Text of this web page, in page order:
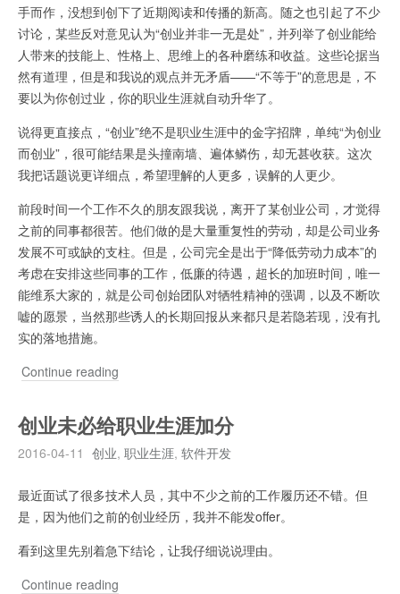
手而作，没想到创下了近期阅读和传播的新高。随之也引起了不少
讨论，某些反对意见认为“创业并非一无是处”，并列举了创业能给
人带来的技能上、性格上、思维上的各种磨练和收益。这些论据当
然有道理，但是和我说的观点并无矛盾——“不等于”的意思是，不
要以为你创过业，你的职业生涯就自动升华了。
说得更直接点，“创业”绝不是职业生涯中的金字招牌，单纯“为创业
而创业”，很可能结果是头撞南墙、遍体鳞伤，却无甚收获。这次
我把话题说更详细点，希望理解的人更多，误解的人更少。
前段时间一个工作不久的朋友跟我说，离开了某创业公司，才觉得
之前的同事都很苦。他们做的是大量重复性的劳动，却是公司业务
发展不可或缺的支柱。但是，公司完全是出于“降低劳动力成本”的
考虑在安排这些同事的工作，低廉的待遇，超长的加班时间，唯一
能维系大家的，就是公司创始团队对牺牲精神的强调，以及不断吹
嘘的愿景，当然那些诱人的长期回报从来都只是若隐若现，没有扎
实的落地措施。
Continue reading
创
业
不
金
字
招
牌
创业未必给职业生涯加分
2016-04-11 创业, 职业生涯, 软件开发
最近面试了很多技术人员，其中不少之前的工作履历还不错。但
是，因为他们之前的创业经历，我并不能发offer。
看到这里先别着急下结论，让我仔细说说理由。
Continue reading